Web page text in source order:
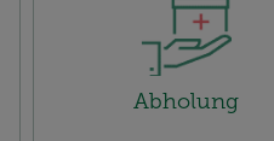
Abholung